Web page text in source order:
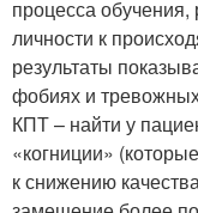
процесса обучения,
личности к
результаты
фобиях и
КПТ – найти у
«когниции»
к снижению